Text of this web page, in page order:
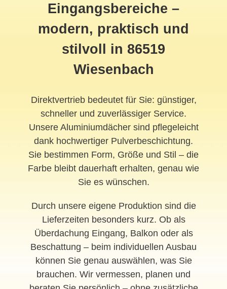
Eingangsbereiche –
modern, praktisch und
stilvoll in 86519
Wiesenbach
Direktvertrieb bedeutet für Sie: günstiger,
schneller und zuverlässiger Service.
Unsere Aluminiumdächer sind pflegeleicht
dank hochwertiger Pulverbeschichtung.
Sie bestimmen Form, Größe und Stil – die
Farbe bleibt dauerhaft erhalten, genau wie
Sie es wünschen.
Durch unsere eigene Produktion sind die
Lieferzeiten besonders kurz. Ob als
Überdachung Eingang, Balkon oder als
Beschattung – beim individuellen Ausbau
können Sie genau auswählen, was Sie
brauchen. Wir vermessen, planen und